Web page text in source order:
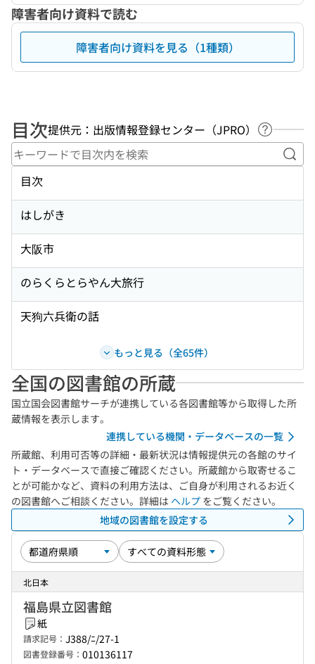
障害者向け資料で読む
障害者向け資料を見る（1種類）
目次提供元：出版情報登録センター（JPRO）
ヘルプペ
キ
目次
はしがき
大阪市
のらくらとらやん大旅行
天狗六兵衛の話
もっと見る（全65件）
全国の図書館の所蔵
国立国会図書館サーチが連携している各図書館等から取得した所
蔵情報を表示します。
連携している機関・データベースの一覧
所蔵館、利用可否等の詳細・最新状況は情報提供元の各館のサイ
ト・データベースで直接ご確認ください。所蔵館から取寄せるこ
とが可能かなど、資料の利用方法は、ご自身が利用されるお近く
の図書館へご相談ください。詳細は ヘルプ をご覧ください。
地域の図書館を設定する
北日本
福島県立図書館
紙
請求記号： J388/ﾆ/27-1
図書登録番号： 010136117